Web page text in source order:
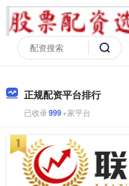
正规配资平台排行
已收录999+家平台